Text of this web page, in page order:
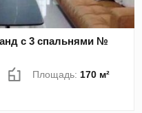
с 3 спальнями №
Площадь: 170 м²